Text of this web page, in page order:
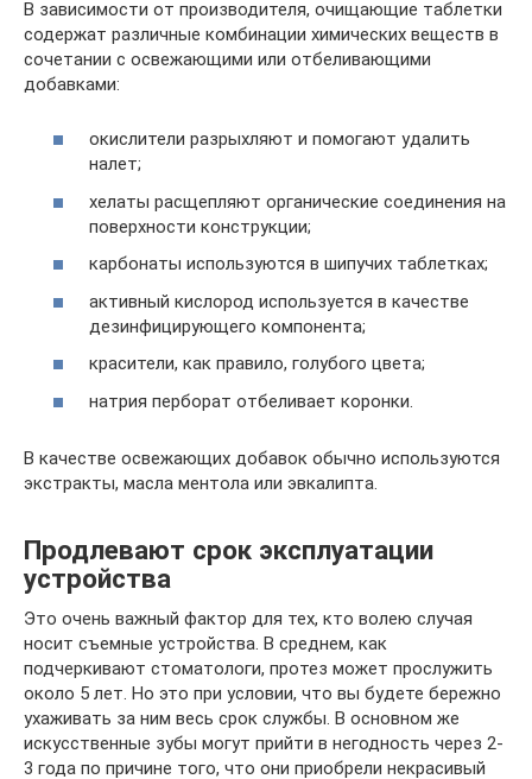
В зависимости от производителя, очищающие таблетки
содержат различные комбинации химических веществ в
сочетании с освежающими или отбеливающими
добавками:
окислители разрыхляют и помогают удалить
налет;
хелаты расщепляют органические соединения на
поверхности конструкции;
карбонаты используются в шипучих таблетках;
активный кислород используется в качестве
дезинфицирующего компонента;
красители, как правило, голубого цвета;
натрия перборат отбеливает коронки.
В качестве освежающих добавок обычно используются
экстракты, масла ментола или эвкалипта.
Продлевают срок эксплуатации
устройства
Это очень важный фактор для тех, кто волею случая
носит съемные устройства. В среднем, как
подчеркивают стоматологи, протез может прослужить
около 5 лет. Но это при условии, что вы будете бережно
ухаживать за ним весь срок службы. В основном же
искусственные зубы могут прийти в негодность через 2-
3 года по причине того, что они приобрели некрасивый